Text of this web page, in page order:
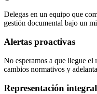
Delegas en un equipo que
gestión documental bajo un
Alertas proactivas
No esperamos a que llegue
cambios normativos y
Representación integral